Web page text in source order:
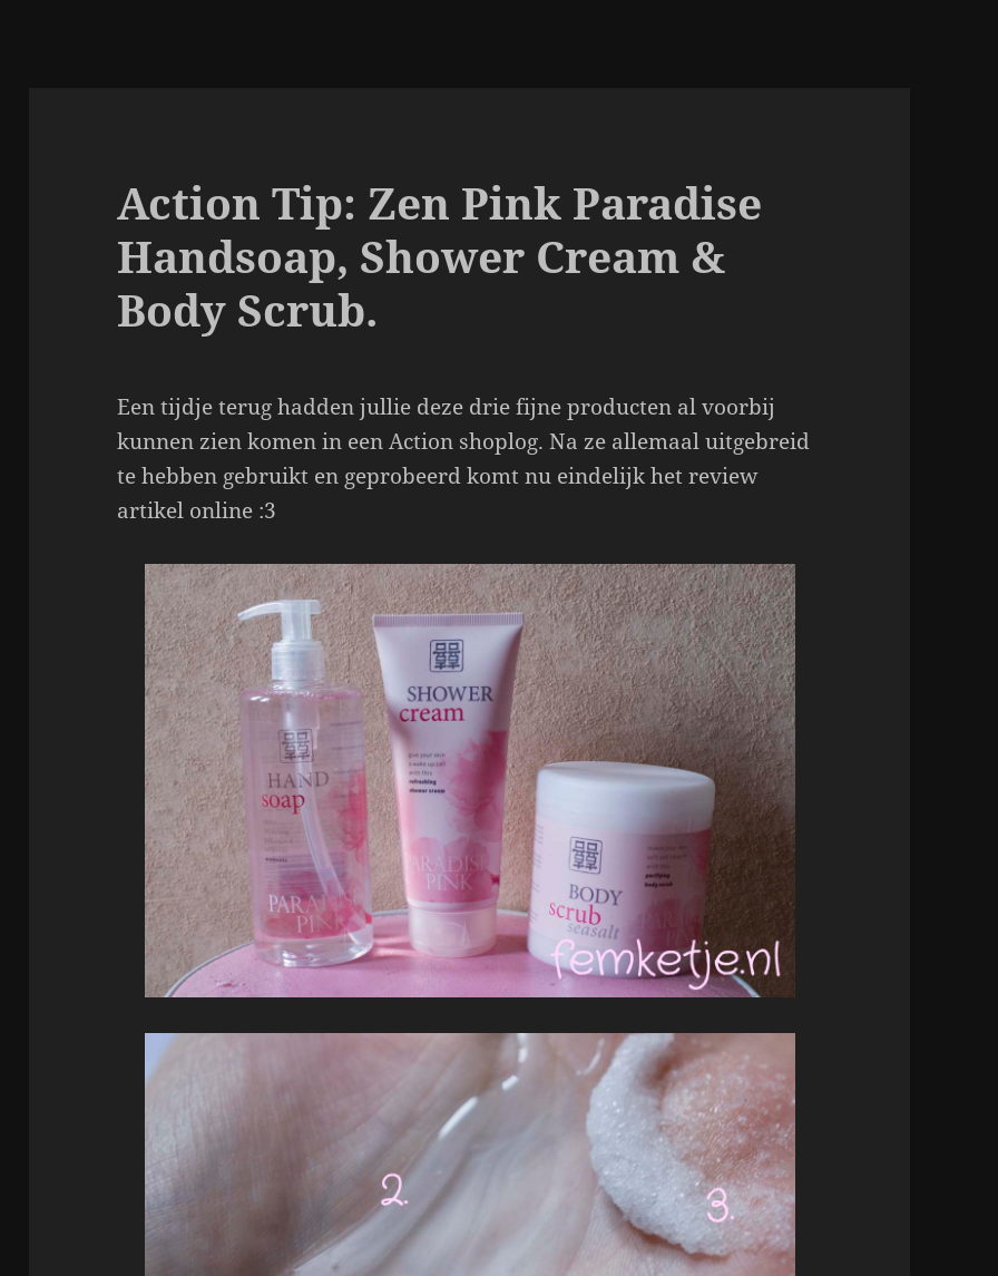
Action Tip: Zen Pink Paradise
Handsoap, Shower Cream &
Body Scrub.
Een tijdje terug hadden jullie deze drie fijne producten al voorbij
kunnen zien komen in een Action shoplog. Na ze allemaal uitgebreid
te hebben gebruikt en geprobeerd komt nu eindelijk het review
artikel online :3